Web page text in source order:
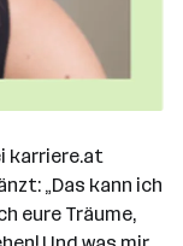
karriere.at
„Das kann ich
eure Träume,